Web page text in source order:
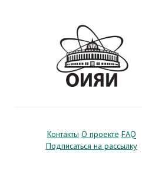
Контакты О проекте FAQ
Подписаться на рассылку